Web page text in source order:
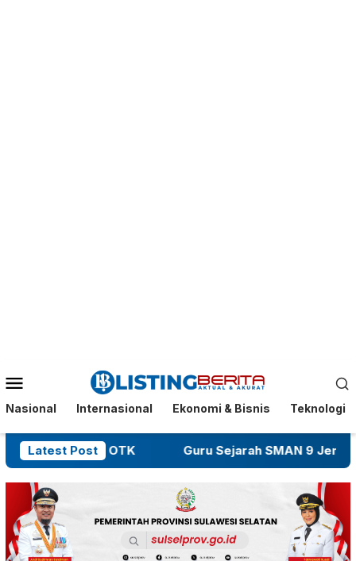
Mobile
Nasional Internasional Ekonomi & Bisnis Teknologi
Latest Post
Dibakar OTK Guru Sejarah SMAN 9